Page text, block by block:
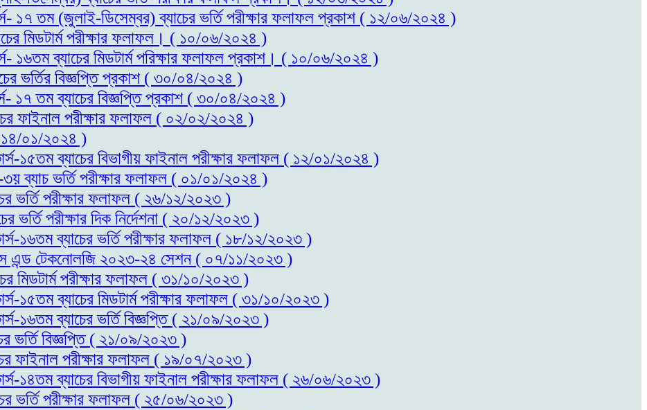
১৭ তম (জুলাই-ডিসেম্বর) ব্যাচের ভর্তি পরীক্ষার ফলাফল প্রকাশ ( ১২/০৬/২০২৪ )
মিডটার্ম পরীক্ষার ফলাফল। ( ১০/০৬/২০২৪ )
১৬তম ব্যাচের মিডটার্ম পরিক্ষার ফলাফল প্রকাশ। ( ১০/০৬/২০২৪ )
ভর্তির বিজ্ঞপ্তি প্রকাশ ( ৩০/০৪/২০২৪ )
১৭ তম ব্যাচের বিজ্ঞপ্তি প্রকাশ ( ৩০/০৪/২০২৪ )
ফাইনাল পরীক্ষার ফলাফল ( ০২/০২/২০২৪ )
০১/২০২৪ )
১৫তম ব্যাচের বিভাগীয় ফাইনাল পরীক্ষার ফলাফল ( ১২/০১/২০২৪ )
৩য় ব্যাচ ভর্তি পরীক্ষার ফলাফল ( ০১/০১/২০২৪ )
ভর্তি পরীক্ষার ফলাফল ( ২৬/১২/২০২৩ )
ভর্তি পরীক্ষার দিক নির্দেশনা ( ২০/১২/২০২৩ )
১৬তম ব্যাচের ভর্তি পরীক্ষার ফলাফল ( ১৮/১২/২০২৩ )
এন্ড টেকনোলজি ২০২৩-২৪ সেশন ( ০৭/১১/২০২৩ )
মিডটার্ম পরীক্ষার ফলাফল ( ৩১/১০/২০২৩ )
১৫তম ব্যাচের মিডটার্ম পরীক্ষার ফলাফল ( ৩১/১০/২০২৩ )
১৬তম ব্যাচের ভর্তি বিজ্ঞপ্তি ( ২১/০৯/২০২৩ )
ভর্তি বিজ্ঞপ্তি ( ২১/০৯/২০২৩ )
ফাইনাল পরীক্ষার ফলাফল ( ১৯/০৭/২০২৩ )
১৪তম ব্যাচের বিভাগীয় ফাইনাল পরীক্ষার ফলাফল ( ২৬/০৬/২০২৩ )
ভর্তি পরীক্ষার ফলাফল ( ২৫/০৬/২০২৩ )